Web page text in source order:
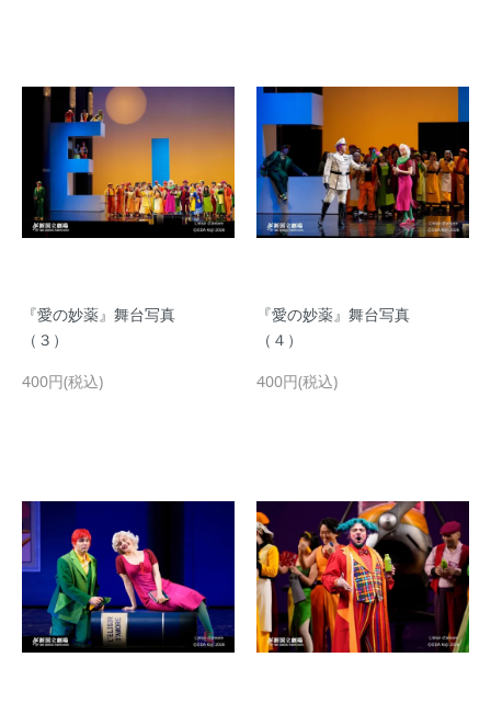
『愛の妙薬』舞台写真
（３）
400円(税込)
『愛の妙薬』舞台写真
（４）
400円(税込)